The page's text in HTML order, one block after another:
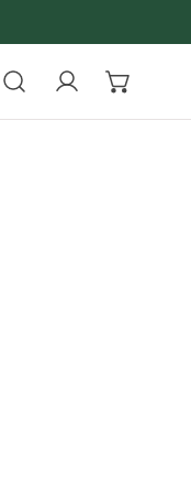
Iniciar sesión
Gotas de